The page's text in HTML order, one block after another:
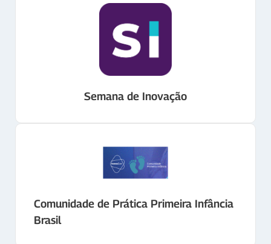
Semana de Inovação
Comunidade de Prática Primeira Infância
Brasil